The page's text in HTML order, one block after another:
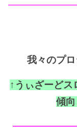
我々のプ
↑うぃざーどス
傾向